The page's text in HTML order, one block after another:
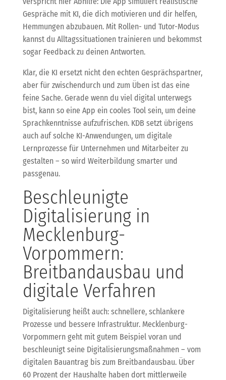
Gespräche mit KI, die dich motivieren und dir helfen,
Hemmungen abzubauen. Mit Rollen- und Tutor-Modus
kannst du Alltagssituationen trainieren und bekommst
sogar Feedback zu deinen Antworten.
Klar, die KI ersetzt nicht den echten Gesprächspartner,
aber für zwischendurch und zum Üben ist das eine
feine Sache. Gerade wenn du viel digital unterwegs
bist, kann so eine App ein cooles Tool sein, um deine
Sprachkenntnisse aufzufrischen. KDB setzt übrigens
auch auf solche KI-Anwendungen, um digitale
Lernprozesse für Unternehmen und Mitarbeiter zu
gestalten – so wird Weiterbildung smarter und
passgenau.
Beschleunigte
Digitalisierung in
Mecklenburg-
Vorpommern:
Breitbandausbau und
digitale Verfahren
Digitalisierung heißt auch: schnellere, schlankere
Prozesse und bessere Infrastruktur. Mecklenburg-
Vorpommern geht mit gutem Beispiel voran und
beschleunigt seine Digitalisierungsmaßnahmen – vom
digitalen Bauantrag bis zum Breitbandausbau. Über
60 Prozent der Haushalte haben dort mittlerweile